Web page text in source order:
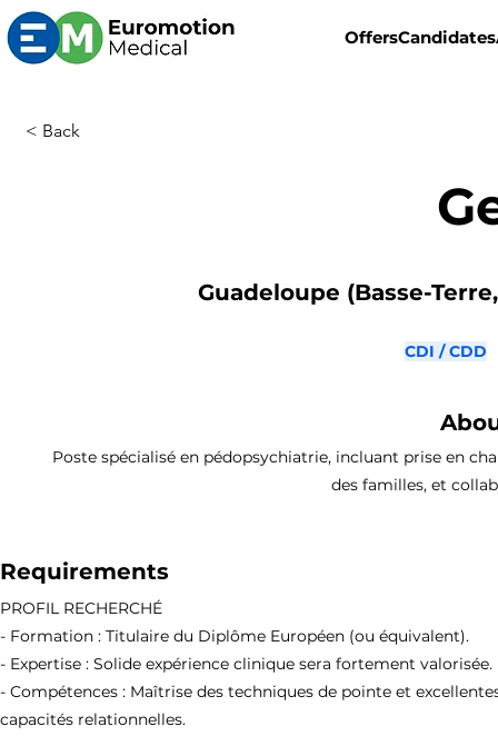
OffersCandidates
< Back
Guadeloupe (Basse-
CDI / CDD
Poste spécialisé en pédopsychiatrie, incluant prise en
des familles, et
Requirements
PROFIL RECHERCHÉ
- Formation : Titulaire du Diplôme Européen (ou équivalent).
- Expertise : Solide expérience clinique sera fortement valorisée.
- Compétences : Maîtrise des techniques de pointe et
capacités relationnelles.